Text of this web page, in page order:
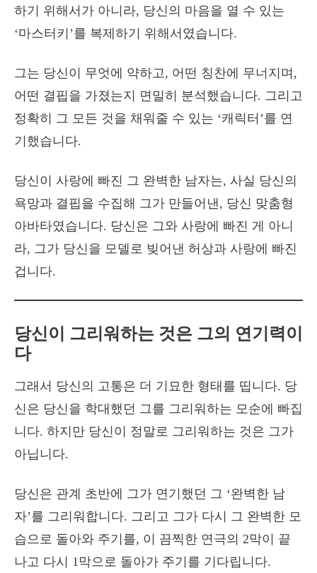
하기 위해서가 아니라, 당신의 마음을 열 수 있는
‘마스터키’를 복제하기 위해서였습니다.
그는 당신이 무엇에 약하고, 어떤 칭찬에 무너지며,
어떤 결핍을 가졌는지 면밀히 분석했습니다. 그리고
정확히 그 모든 것을 채워줄 수 있는 ‘캐릭터’를 연
기했습니다.
당신이 사랑에 빠진 그 완벽한 남자는, 사실 당신의
욕망과 결핍을 수집해 그가 만들어낸, 당신 맞춤형
아바타였습니다. 당신은 그와 사랑에 빠진 게 아니
라, 그가 당신을 모델로 빚어낸 허상과 사랑에 빠진
겁니다.
당신이 그리워하는 것은 그의 연기력이
다
그래서 당신의 고통은 더 기묘한 형태를 띱니다. 당
신은 당신을 학대했던 그를 그리워하는 모순에 빠집
니다. 하지만 당신이 정말로 그리워하는 것은 그가
아닙니다.
당신은 관계 초반에 그가 연기했던 그 ‘완벽한 남
자’를 그리워합니다. 그리고 그가 다시 그 완벽한 모
습으로 돌아와 주기를, 이 끔찍한 연극의 2막이 끝
나고 다시 1막으로 돌아가 주기를 기다립니다.